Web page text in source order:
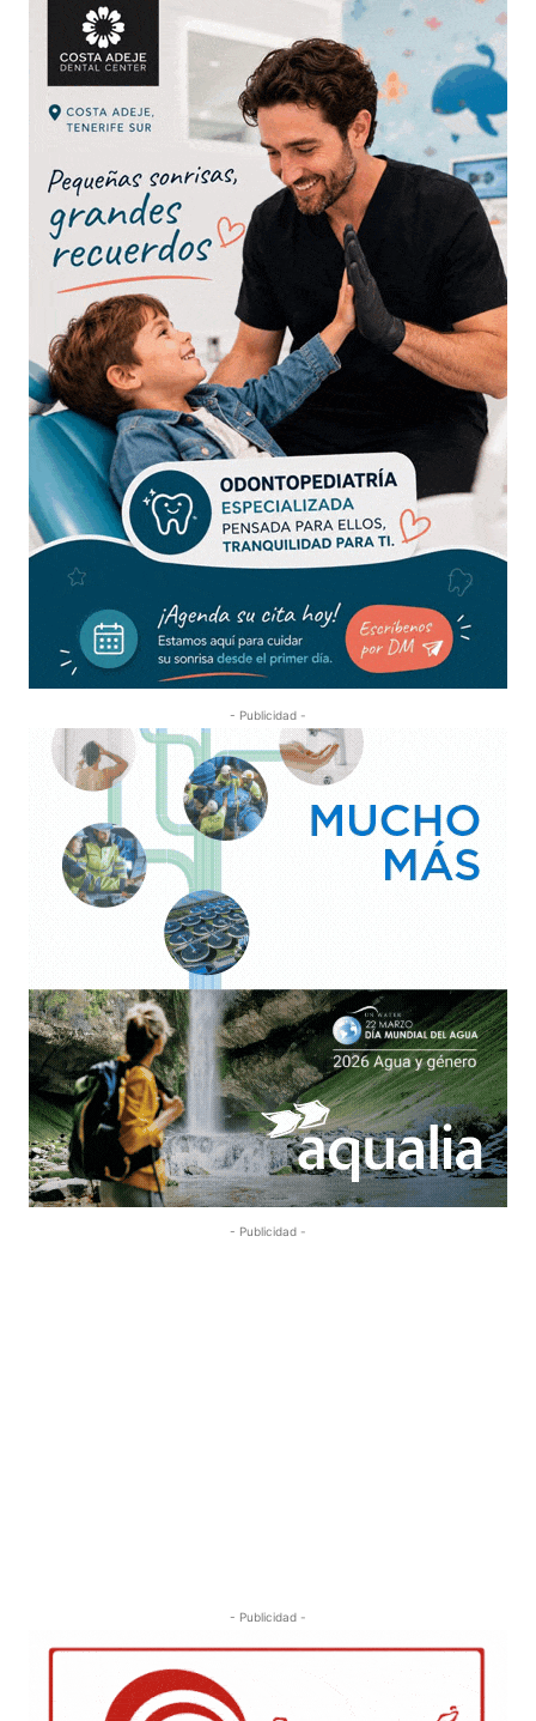
- Publicidad -
- Publicidad -
- Publicidad -